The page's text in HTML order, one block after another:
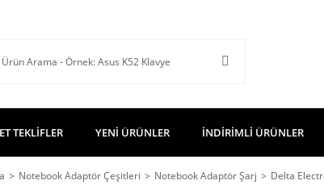
TEKLİFLER YENİ ÜRÜNLER İNDİRİMLİ ÜRÜNLER
Notebook Adaptör Çeşitleri Notebook Adaptör Şarj Delta